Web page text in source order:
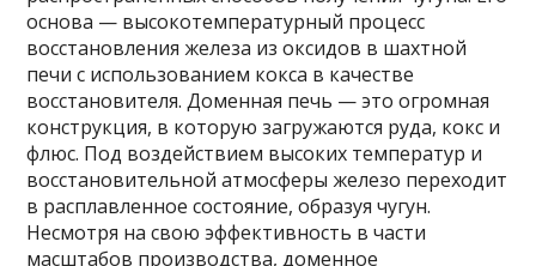
основа — высокотемпературный процесс
восстановления железа из оксидов в шахтной
печи с использованием кокса в качестве
восстановителя. Доменная печь — это огромная
конструкция, в которую загружаются руда, кокс и
флюс. Под воздействием высоких температур и
восстановительной атмосферы железо переходит
в расплавленное состояние, образуя чугун.
Несмотря на свою эффективность в части
масштабов производства, доменное